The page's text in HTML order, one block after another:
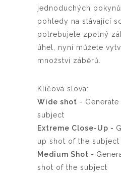
jednoduchých
pohledy na stávající
potřebujete zpětný
úhel, nyní můžete
množství záběrů.
Klíčová slova:
Wide shot -
subject
Extreme Close-Up -
up shot of the subject
Medium Shot -
shot of the subject